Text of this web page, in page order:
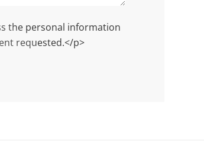
the personal information
requested.</p>